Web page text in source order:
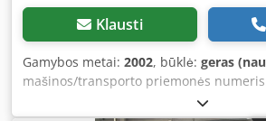
Klausti
Gamybos metai: 2002, būklė: geras
mašinos/transporto priemonės
Pizzaeletroden Ofen Marke: Moretti